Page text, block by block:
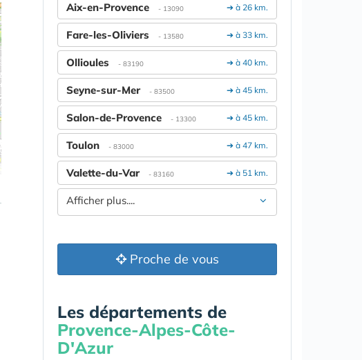
➔ à 26 km.
Aix-en-Provence - 13090
➔ à 33 km.
Fare-les-Oliviers - 13580
➔ à 40 km.
Ollioules - 83190
➔ à 45 km.
Seyne-sur-Mer - 83500
➔ à 45 km.
Salon-de-Provence - 13300
➔ à 47 km.
Toulon - 83000
➔ à 51 km.
Valette-du-Var - 83160
Afficher plus....
Proche de vous
Les départements de
Provence-Alpes-Côte-
D'Azur